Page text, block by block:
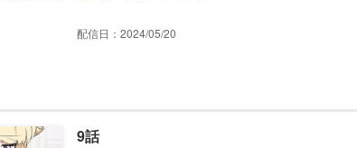
配信日：2024/05/20
9話